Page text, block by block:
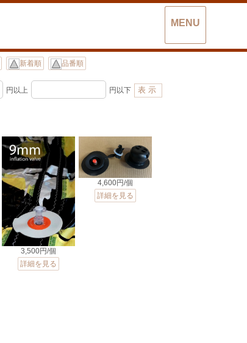
MENU
新着順 品番順
円以上 円以下
3,500円/個
詳細を見る
4,600円/個
詳細を見る